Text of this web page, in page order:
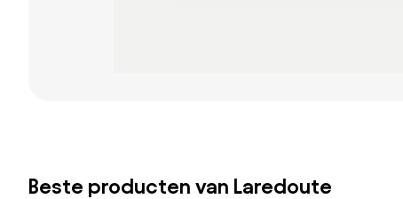
Beste producten van Laredoute